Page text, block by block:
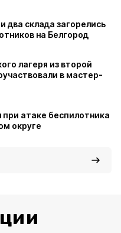
два склада загорелись
на Белгород
лагеря из второй
в мастер-
атаке беспилотника
округе